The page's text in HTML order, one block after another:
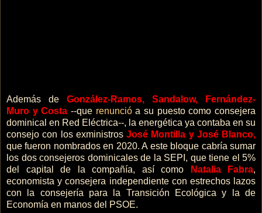
Además de González-Ramos, Sandalow, Fernández-
Muro y Costa --que renuncióa su puesto como consejera
dominical en Red Eléctrica--, la energética ya contaba en su
consejo con los exministros José Montilla y José Blanco,
que fueron nombrados en 2020. A este bloque cabría sumar
los dos consejeros dominicales de la SEPI, que tiene el 5%
del capital de la compañía, así como
Natalia Fabra,
economista y consejera independiente con estrechos lazos
con la consejería para la Transición Ecológica y la de
Economía en manos del PSOE.